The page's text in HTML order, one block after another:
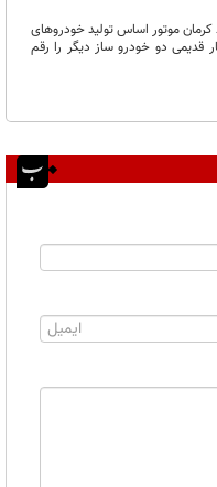
موتور اساس تولید خودروهای
قدیمی دو خودرو ساز دیگر را رقم